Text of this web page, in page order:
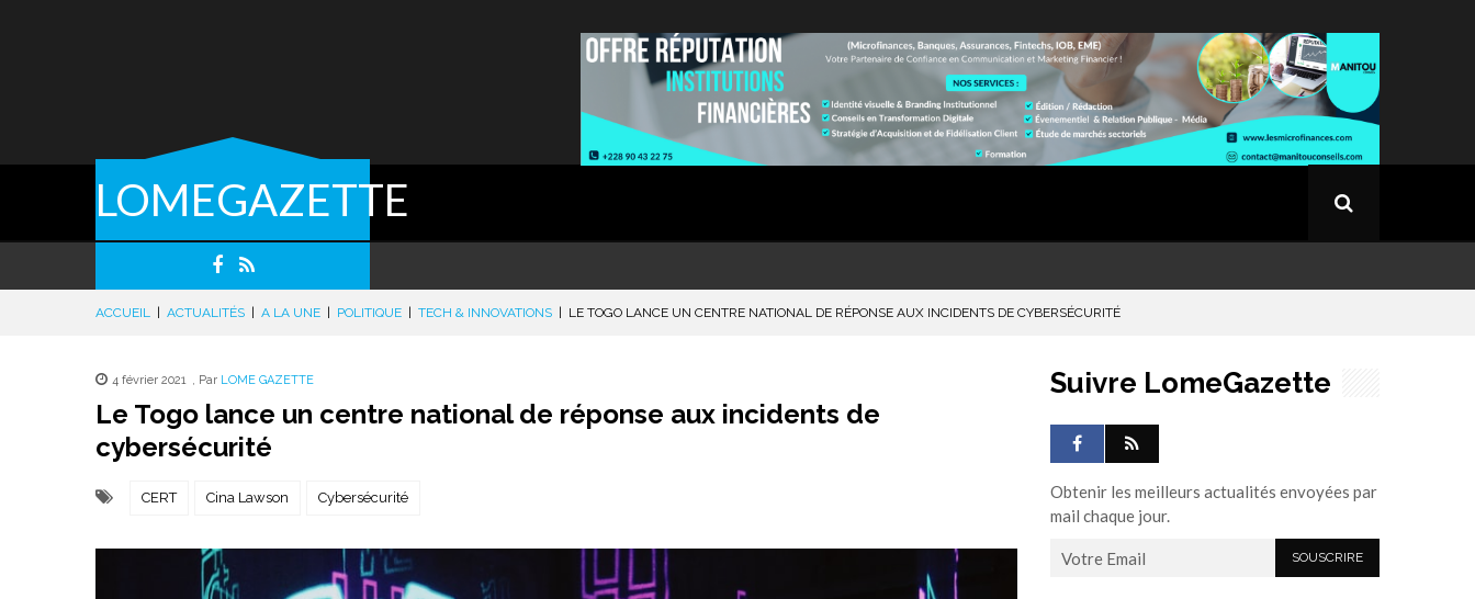
LOMEGAZETTE
ACCUEIL ACTUALITÉS A LA UNE POLITIQUE TECH & INNOVATIONS LE TOGO LANCE UN CENTRE NATIONAL DE RÉPONSE AUX INCIDENTS DE CYBERSÉCURITÉ
4 février 2021 , Par LOME GAZETTE
Le Togo lance un centre national de réponse aux incidents de
cybersécurité
CERT Cina Lawson Cybersécurité
Suivre LomeGazette
Obtenir les meilleurs actualités envoyées par
mail chaque jour.